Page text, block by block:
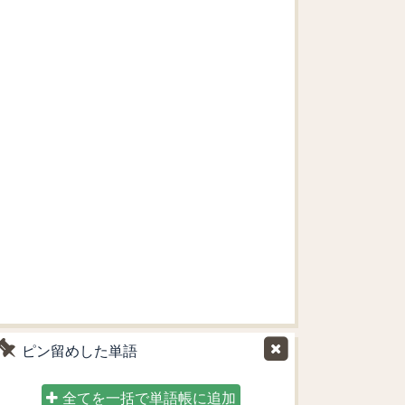
ピン留めした単語
全てを一括で単語帳に追加